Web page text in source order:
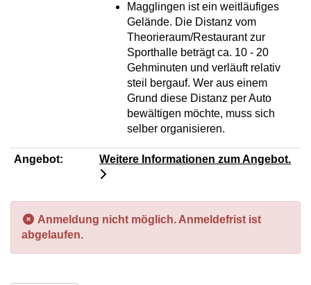
Magglingen ist ein weitläufiges
Gelände. Die Distanz vom
Theorieraum/Restaurant zur
Sporthalle beträgt ca. 10 - 20
Gehminuten und verläuft relativ
steil bergauf. Wer aus einem
Grund diese Distanz per Auto
bewältigen möchte, muss sich
selber organisieren.
Angebot: Weitere Informationen zum Angebot.
Anmeldung nicht möglich. Anmeldefrist ist
abgelaufen.